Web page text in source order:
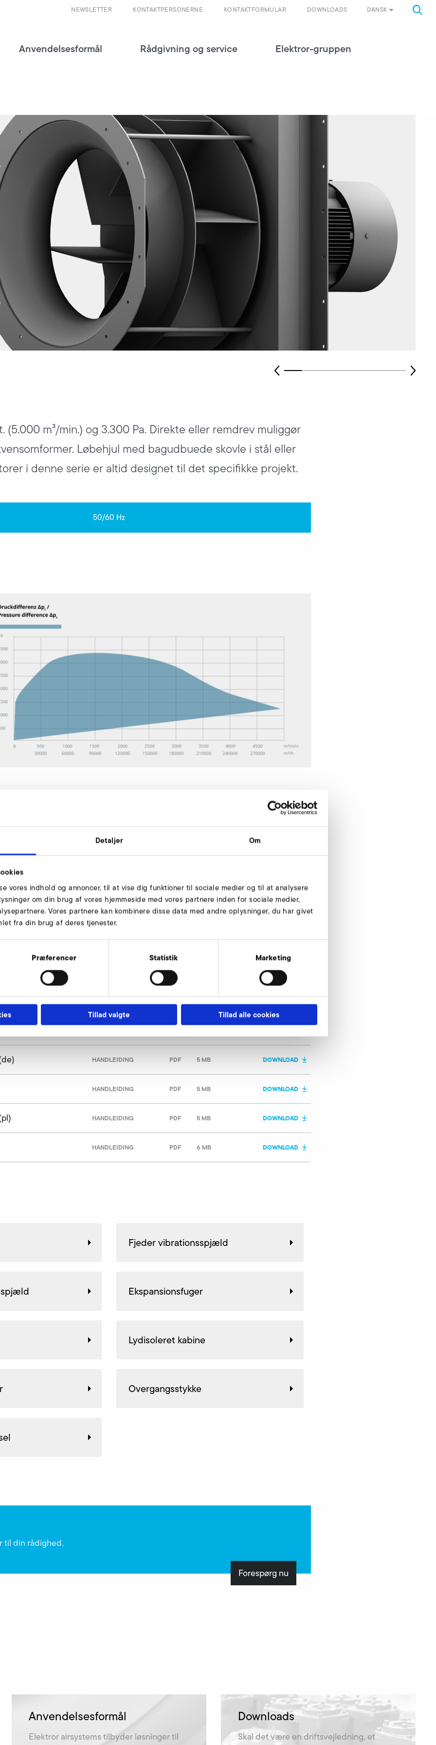
Detaljer Om
vores indhold og annoncer, til at vise dig funktioner til sociale medier og til at analysere
om din brug af vores hjemmeside med vores partnere inden for sociale medier,
Vores partnere kan kombinere disse data med andre oplysninger, du har givet
fra din brug af deres tjenester.
Præferencer Statistik Marketing
Tillad valgte Tillad alle cookies
DANSK
DOWNLOADS
KONTAKTFORMULAR
KONTAKTPERSONERNE
NEWSLETTER
Anvendelsesformål Rådgivning og service
Elektror-gruppen
(5.000 m³/min.) og 3.300 Pa. Direkte eller remdrev muliggør
Løbehjul med bagudbuede skovle i stål eller
i denne serie er altid designet til det specifikke projekt.
50/60 Hz
0
230/400, 277/480, 400, 480
HANDLEIDING PDF 5 MB DOWNLOAD
HANDLEIDING PDF 5 MB DOWNLOAD
HANDLEIDING PDF 5 MB DOWNLOAD
HANDLEIDING PDF 6 MB DOWNLOAD
Fjeder vibrationsspjæld
Ekspansionsfuger
Lydisoleret kabine
Overgangsstykke
til din rådighed.
Forespørg nu
Anvendelsesformål
Elektror airsystems tilbyder løsninger til
Downloads
Skal det være en driftsvejledning, et